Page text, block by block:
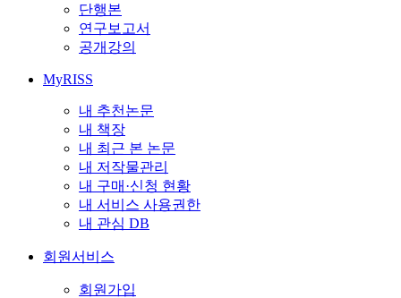
단행본
연구보고서
공개강의
MyRISS
내 추천논문
내 책장
내 최근 본 논문
내 저작물관리
내 구매·신청 현황
내 서비스 사용권한
내 관심 DB
회원서비스
회원가입